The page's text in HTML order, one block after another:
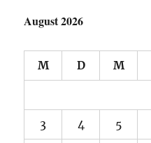
August 2026
M D M
3 4 5